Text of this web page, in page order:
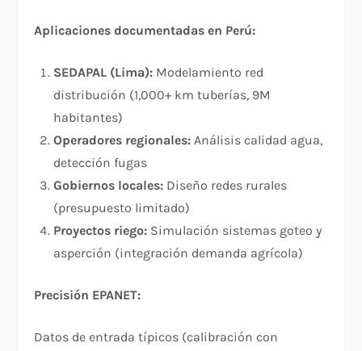
Aplicaciones documentadas en Perú:
SEDAPAL (Lima): Modelamiento red
distribución (1,000+ km tuberías, 9M
habitantes)
Operadores regionales: Análisis calidad agua,
detección fugas
Gobiernos locales: Diseño redes rurales
(presupuesto limitado)
Proyectos riego: Simulación sistemas goteo y
asperción (integración demanda agrícola)
Precisión EPANET:
Datos de entrada típicos (calibración con